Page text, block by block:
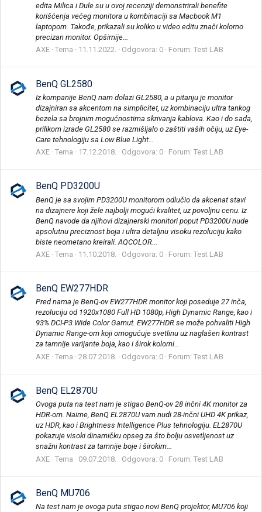
edita Milica i Dule su u ovoj recenziji demonstrirali benefite
korišćenja većeg monitora u kombinaciji sa Macbook M1
laptopom. Takođe, prikazali su koliko u video editu znači kolorno
precizan monitor. Opširnije...
AXE Tema 11.11.2022. Odgovora: 0 Forum: Test LAB
BenQ GL2580
Iz kompanije BenQ nam dolazi GL2580, a u pitanju je monitor
dizajniran sa akcentom na simplicitet, uz kombinaciju ultra tankog
bezela sa brojnim mogućnostima skrivanja kablova. Kao i do sada,
prilikom izrade GL2580 se razmišljalo o zaštiti vaših očiju, uz Eye-
Care tehnologiju sa Low Blue Light...
AXE Tema 17.12.2018. Odgovora: 0 Forum: Test LAB
BenQ PD3200U
BenQ je sa svojim PD3200U monitorom odlučio da akcenat stavi
na dizajnere koji žele najbolji mogući kvalitet, uz povoljnu cenu. Iz
BenQ navode da njihovi dizajnerski monitori poput PD3200U nude
apsolutnu preciznost boja i ultra detaljnu visoku rezoluciju kako
biste neometano kreirali. AQCOLOR...
AXE Tema 11.10.2018. Odgovora: 0 Forum: Test LAB
BenQ EW277HDR
Pred nama je BenQ-ov EW277HDR monitor koji poseduje 27 inča,
rezoluciju od 1920x1080 Full HD 1080p, High Dynamic Range, kao i
93% DCI-P3 Wide Color Gamut. EW277HDR se može pohvaliti High
Dynamic Range-om koji omogućuje svetlinu uz naglašen kontrast
za tamnije varijante boja, kao i širok kolorni...
AXE Tema 28.07.2018. Odgovora: 0 Forum: Test LAB
BenQ EL2870U
Ovoga puta na test nam je stigao BenQ-ov 28 inčni 4K monitor za
HDR-om. Naime, BenQ EL2870U vam nudi 28-inčni UHD 4K prikaz,
uz HDR, kao i Brightness Intelligence Plus tehnologiju. EL2870U
pokazuje visoki dinamičku opseg za što bolju osvetljenost uz
snažni kontrast za tamnije boje i širokim...
AXE Tema 09.07.2018. Odgovora: 0 Forum: Test LAB
BenQ MU706
Na test nam je ovoga puta stigao novi BenQ projektor, MU706 koji